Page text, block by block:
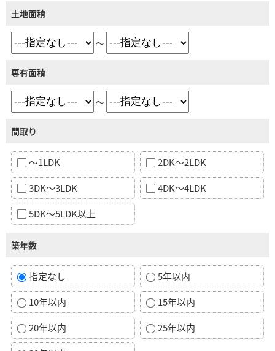
土地面積
～
専有面積
～
間取り
～1LDK
2DK～2LDK
3DK～3LDK
4DK～4LDK
5DK～5LDK以上
築年数
指定なし
5年以内
10年以内
15年以内
20年以内
25年以内